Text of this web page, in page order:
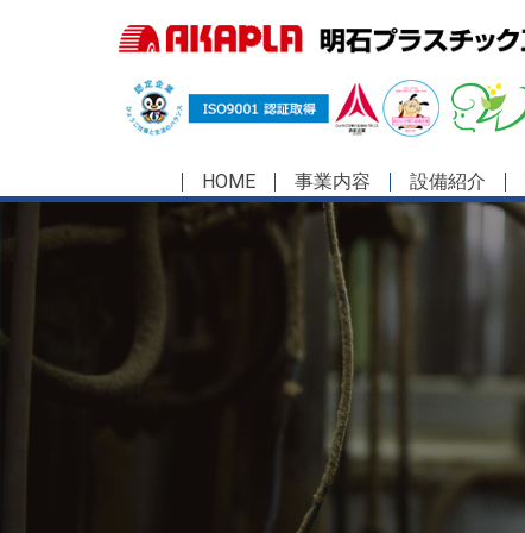
HOME 事業内容 設備紹介